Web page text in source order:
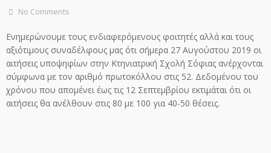
No Comments
Ενημερώνουμε τους ενδιαφερόμενους φοιτητές αλλά και τους
αξιότιμους συναδέλφους μας ότι σήμερα 27 Αυγούστου 2019 οι
αιτήσεις υποψηφίων στην Κτηνιατρική Σχολή Σόφιας ανέρχονται
σύμφωνα με τον αριθμό πρωτοκόλλου στις 52. Δεδομένου του
χρόνου που απομένει έως τις 12 Σεπτεμβρίου εκτιμάται ότι οι
αιτήσεις θα ανέλθουν στις 80 με 100 για 40-50 θέσεις.